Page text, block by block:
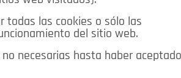
IN SALUD 🔴 EN DIRECTO
todas las cookies o sólo las
del sitio web.
necesarias hasta haber aceptado